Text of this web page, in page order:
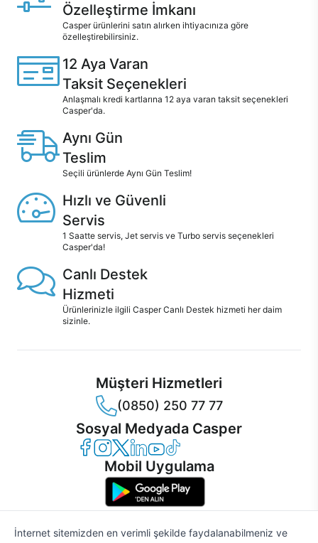
Özelleştirme İmkanı
Casper ürünlerini satın alırken ihtiyacınıza göre
özelleştirebilirsiniz.
12 Aya Varan
Taksit Seçenekleri
Anlaşmalı kredi kartlarına 12 aya varan taksit seçenekleri
Casper'da.
Aynı Gün
Teslim
Seçili ürünlerde Aynı Gün Teslim!
Hızlı ve Güvenli
Servis
1 Saatte servis, Jet servis ve Turbo servis seçenekleri
Casper'da!
Canlı Destek
Hizmeti
Ürünlerinizle ilgili Casper Canlı Destek hizmeti her daim
sizinle.
Müşteri Hizmetleri
(0850) 250 77 77
Sosyal Medyada Casper
Casper Facebook
Casper Instagram
Casper Twitter
Casper LinkedIn
Casper YouTube
Casper TikTok
Mobil Uygulama
İnternet sitemizden en verimli şekilde faydalanabilmeniz ve